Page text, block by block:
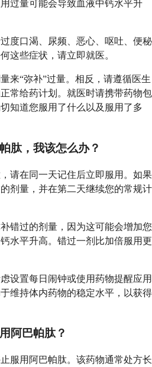
过量可能会导致血液中钙水平升
度口渴、尿频、恶心、呕吐、便秘
这些症状，请立即就医。
来“弥补”过量。相反，请遵循医生
常给药计划。就医时请携带药物包
知道您服用了什么以及服用了多
肽，我该怎么办？
请在同一天记住后立即服用。如果
剂量，并在第二天继续您的常规计
错过的剂量，因为这可能会增加您
水平升高。错过一剂比加倍服用更
设置每日闹钟或使用药物提醒应用
维持体内药物的稳定水平，以获得
阿巴帕肽？
服用阿巴帕肽。该药物通常处方长